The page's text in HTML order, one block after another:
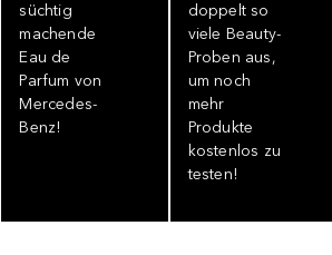
süchtig
machende
Eau de
Parfum von
Mercedes-
Benz!
doppelt so
viele Beauty-
Proben aus,
um noch
mehr
Produkte
kostenlos zu
testen!